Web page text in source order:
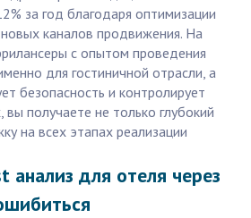
за год благодаря оптимизации
каналов продвижения. На
с опытом проведения
для гостиничной отрасли, а
безопасность и контролирует
вы получаете не только глубокий
на всех этапах реализации
анализ для отеля через